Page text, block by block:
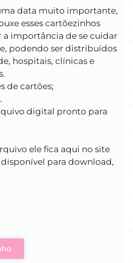
data muito importante,
esses cartõezinhos
a importância de se cuidar
podendo ser distribuídos
hospitais, clínicas e
de cartões;
digital pronto para
ele fica aqui no site
para download,